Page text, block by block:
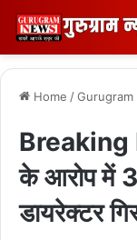
Home /Gurugram
Breaking
के आरोप में
डायरेक्टर